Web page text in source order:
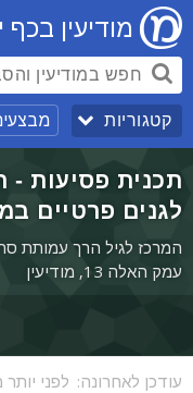
מודיעין בכף
קטגוריות
תכנית פסיעות -
לגנים פרטיים
המרכז לגיל הרך עמותת
עמק האלה 13, מודיעין
עודכן לאחרונה: לפני